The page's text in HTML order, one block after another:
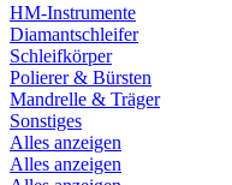
HM-Instrumente
Diamantschleifer
Schleifkörper
Polierer & Bürsten
Mandrelle & Träger
Sonstiges
Alles anzeigen
Alles anzeigen